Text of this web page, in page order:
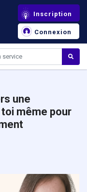
Inscription
Connexion
une
même pour